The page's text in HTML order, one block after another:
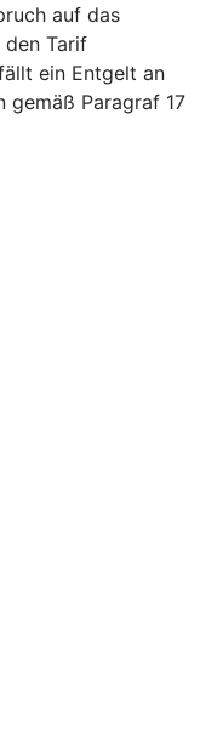
auf das
den Tarif
ein Entgelt an
gemäß Paragraf 17